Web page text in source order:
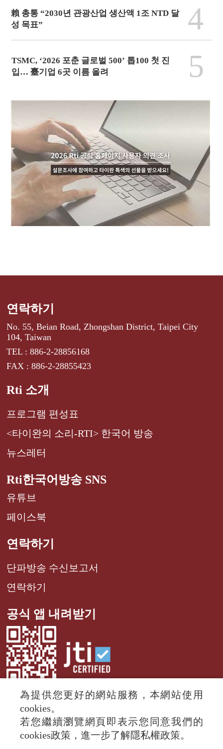
賴 총통 “2030년 관광산업 생산액 1조 NTD 달
성 목표”
4
TSMC, ‘2026 포춘 글로벌 500’ 톱100 첫 진
입… 臺기업 6곳 이름 올려
5
연락하기
No. 55, Beian Road, Zhongshan District, Taipei City
104, Taiwan
TEL : 886-2-28856168
FAX : 886-2-28855423
Rti 소개
프로그램 편성표
<타이완의 소리-RTI> 한국어 방송
뉴스레터
Rti한국어방송 SNS
유튜브
페이스북
연락하기
단파방송 수신보고서
연락하기
공식 앱 내려받기
© 2024 RTI (Radio Taiwan International).
All rights reserved.
為提供您更好的網站服務，本網站使用
cookies。
若您繼續瀏覽網頁即表示您同意我們的
cookies政策，進一步了解隱私權政策。